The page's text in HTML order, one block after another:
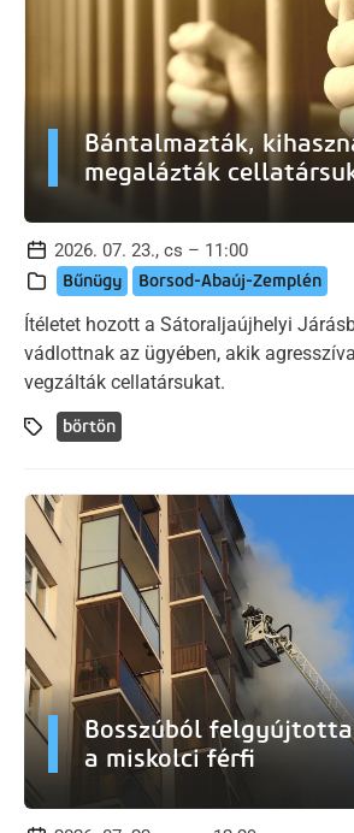
Bántalmazták,
megalázták
2026. 07. 23., cs – 11:00
Bűnügy Borsod-Abaúj-Zemplén
Ítéletet hozott a Sátoraljaújhelyi
vádlottnak az ügyében, akik
vegzálták cellatársukat.
börtön
Bosszúból
a miskolci férfi